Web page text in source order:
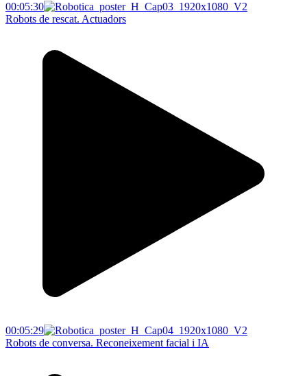
00:05:30
Robots de rescat. Actuadors
00:05:29
Robots de conversa. Reconeixement facial i IA